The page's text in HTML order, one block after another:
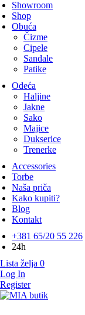
Showroom
Shop
Obuća
Čizme
Cipele
Sandale
Patike
Odeća
Haljine
Jakne
Sako
Majice
Dukserice
Trenerke
Accessories
Torbe
Naša priča
Kako kupiti?
Blog
Kontakt
+381 65/20 55 226
24h
Lista želja 0
Log In
Register